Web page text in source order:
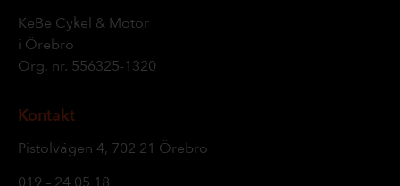
KeBe Cykel & Motor
i Örebro
Org. nr. 556325-1320
Kontakt
Pistolvägen 4, 702 21 Örebro